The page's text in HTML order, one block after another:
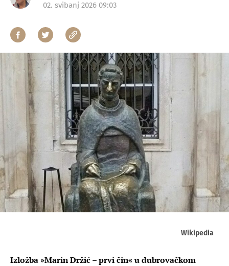
02. svibanj 2026 09:03
Wikipedia
Izložba »Marin Držić – prvi čin« u dubrovačkom